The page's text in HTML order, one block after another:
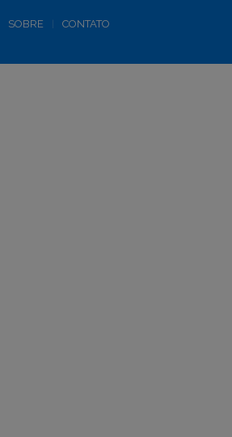
SOBRE CONTATO